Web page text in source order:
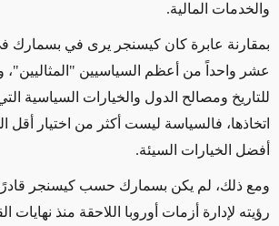
والخدمات المالية.
بمقارنة عابرة كان كيسنجر يرى في بسمارك
عشر واحداً من أعظم السياسيين
للتاريخ ومصالح الدول والخيارات السياسية
اتخاذها، فالسياسة ليست أكثر من اختيار أقل
أفضل الخيارات السيئة.
ومع ذلك، لم يكن بسمارك حسب كيسنجر
رؤيته لإدارة أزمات أوروبا اللاحقة منذ نهايات